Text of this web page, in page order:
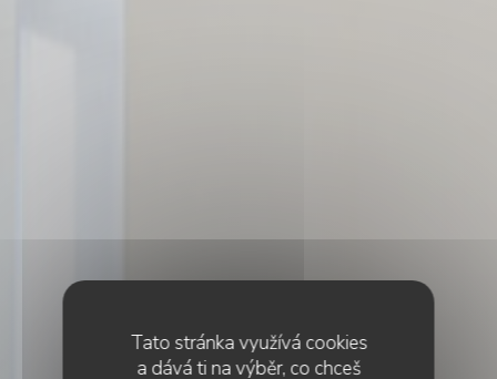
Tato stránka využívá cookies
a dává ti na výběr, co chceš